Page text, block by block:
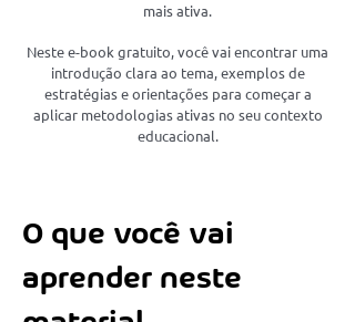
mais ativa.
Neste e-book gratuito, você vai encontrar uma
introdução clara ao tema, exemplos de
estratégias e orientações para começar a
aplicar metodologias ativas no seu contexto
educacional.
O que você vai
aprender neste